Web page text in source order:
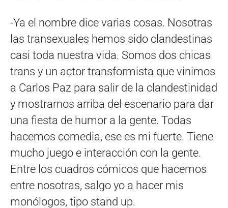
-Ya el nombre dice varias cosas. Nosotras
las transexuales hemos sido clandestinas
casi toda nuestra vida. Somos dos chicas
trans y un actor transformista que vinimos
a Carlos Paz para salir de la clandestinidad
y mostrarnos arriba del escenario para dar
una fiesta de humor a la gente. Todas
hacemos comedia, ese es mi fuerte. Tiene
mucho juego e interacción con la gente.
Entre los cuadros cómicos que hacemos
entre nosotras, salgo yo a hacer mis
monólogos, tipo stand up.